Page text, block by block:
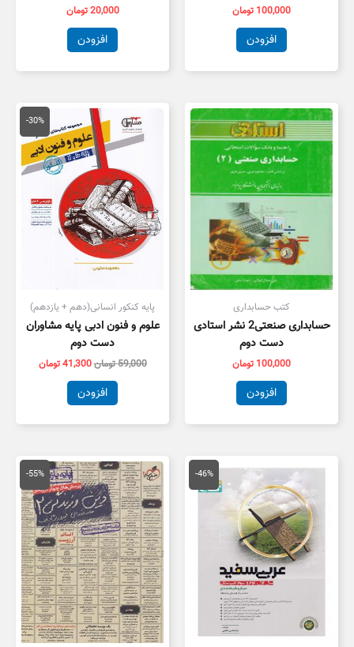
100,000 تومان
افزودن
20,000تومان
افزودن
کتب حسابداری
حسابداری صنعتی2 نشر استادی
دست دوم
100,000 تومان
افزودن
-30%
پایه کنکور انسانی(دهم + یازدهم)
علوم و فنون ادبی پایه مشاوران
دست دوم
59,000تومان
قیمت
اصلی
59,000 تومان
بود.
41,300تومان
قیمت
فعلی
است.
افزودن
-46%
اصلی
175,000 تومان
بود.
قیمت
فعلی
95,000 تومان
-55%
قیمت
اصلی
55,000 تومان
بود.
قیمت
فعلی
است.